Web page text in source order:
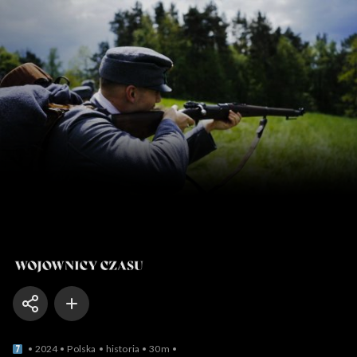
Wojownicy czasu
2024 Polska historia
30m